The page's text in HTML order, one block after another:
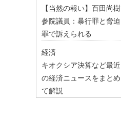
【当然の報い】百田尚樹
参院議員：暴行罪と脅迫
罪で訴えられる
経済
キオクシア決算など最近
の経済ニュースをまとめ
て解説